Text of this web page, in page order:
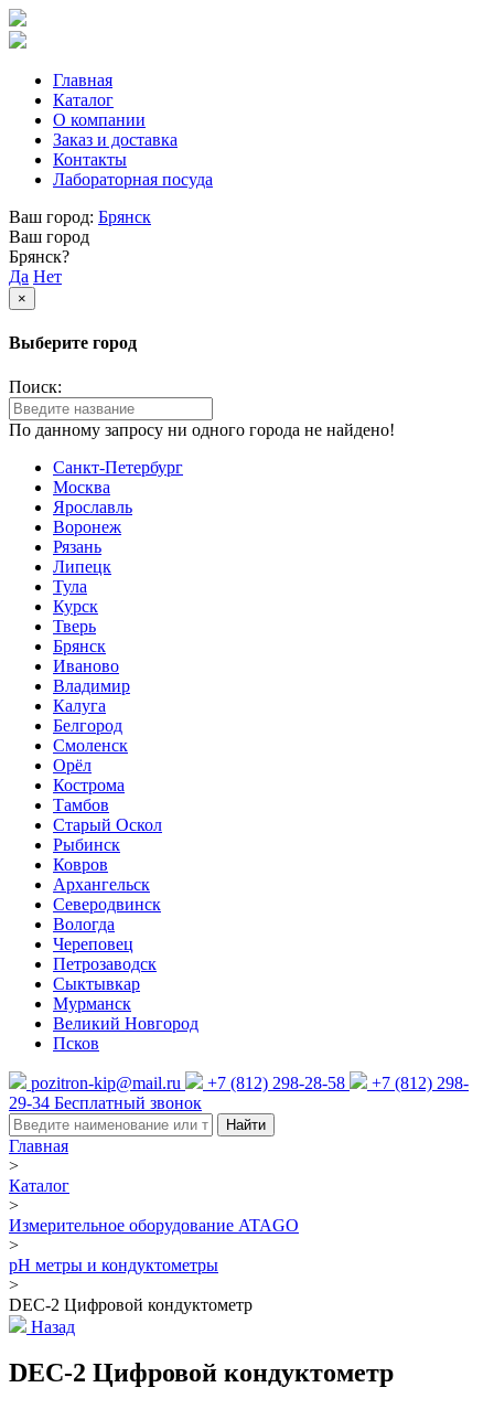
Главная
Каталог
О компании
Заказ и доставка
Контакты
Лабораторная посуда
Ваш город: Брянск
Ваш город
Брянск?
Да Нет
×
Выберите город
Поиск:
По данному запросу ни одного города не найдено!
Санкт-Петербург
Москва
Ярославль
Воронеж
Рязань
Липецк
Тула
Курск
Тверь
Брянск
Иваново
Владимир
Калуга
Белгород
Смоленск
Орёл
Кострома
Тамбов
Старый Оскол
Рыбинск
Ковров
Архангельск
Северодвинск
Вологда
Череповец
Петрозаводск
Сыктывкар
Мурманск
Великий Новгород
Псков
pozitron-kip@mail.ru +7 (812) 298-28-58
+7 (812) 298-
29-34 Бесплатный звонок
Найти
Главная
>
Каталог
>
Измерительное оборудование ATAGO
>
pH метры и кондуктометры
>
DEC-2 Цифровой кондуктометр
Назад
DEC-2 Цифровой кондуктометр